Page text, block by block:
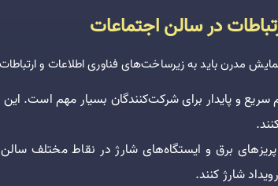
مدرن باید به زیرساخت‌های فناوری اطلاعات و
و پایدار برای شرکت‌کنندگان بسیار مهم است. این
برق و ایستگاه‌های شارژ در نقاط مختلف سالن
شارژ کنند.